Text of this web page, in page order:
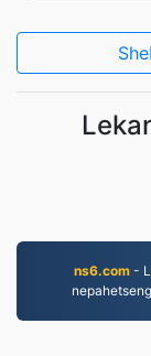
ns6.com -